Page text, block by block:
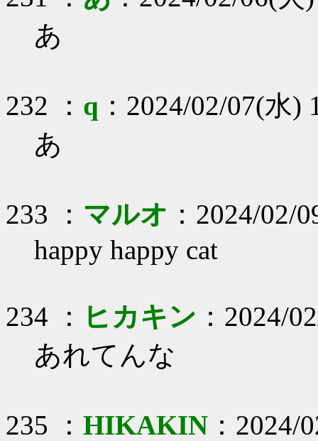
あ
232 ： q ：2024/02/07(水
あ
233 ： マルオ ：2024/02/
happy happy cat
234 ： ヒカキン ：2024/
あれてんな
235 ： HIKAKIN ：2024/